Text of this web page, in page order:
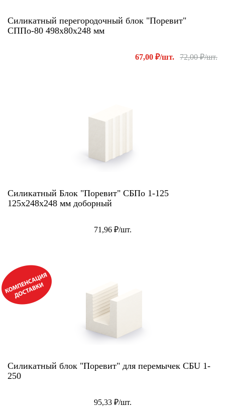
Силикатный перегородочный блок "Поревит"
СППо-80 498х80х248 мм
67,00 ₽/шт. 72,00 ₽/шт.
Силикатный Блок "Поревит" СБПо 1-125
125х248х248 мм доборный
71,96 ₽/шт.
АКЦИЯ!
Силикатный блок "Поревит" для перемычек СБU 1-
250
95,33 ₽/шт.